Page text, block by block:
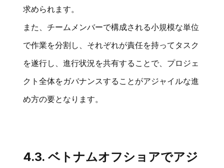
求められます。
また、チームメンバーで構成される小規模な単位
で作業を分割し、それぞれが責任を持ってタスク
を遂行し、進行状況を共有することで、プロジェ
クト全体をガバナンスすることがアジャイルな進
め方の要となります。
4.3. ベトナムオフショアでアジ